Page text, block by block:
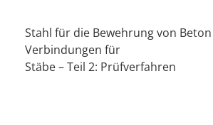
Stahl für die Bewehrung von
Verbindungen für
Stäbe – Teil 2: Prüfverfahren